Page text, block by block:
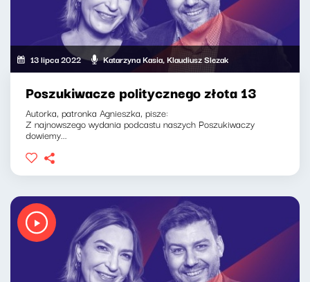
13 lipca 2022 Katarzyna Kasia, Klaudiusz Slezak
Poszukiwacze politycznego złota 13
Autorka, patronka Agnieszka, pisze:
Z najnowszego wydania podcastu naszych Poszukiwaczy
dowiemy...